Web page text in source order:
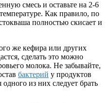
смесь и оставьте на 2-6
Как правило, по
полностью скисает и
же кефира или других
сделать это можно
молока. Не забывайте,
бактерий у продуктов
из них следует брать